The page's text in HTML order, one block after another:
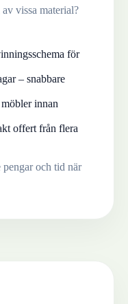
vissa material?
för
– snabbare
innan
offert från flera
pengar och tid när